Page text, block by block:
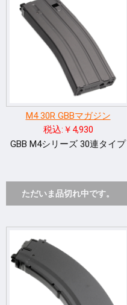
M4 30R GBBマガジン
税込:￥4,930
GBB M4シリーズ 30連タイプ
ただいま品切れ中です。